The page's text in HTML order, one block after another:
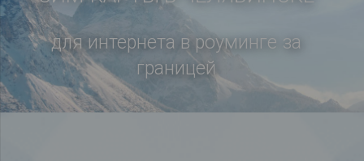
для интернета в роуминге за
границей